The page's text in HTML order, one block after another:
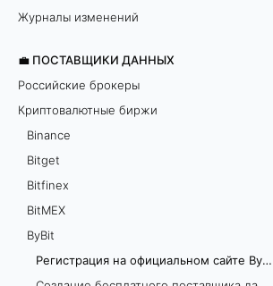
Журналы изменений
💼 ПОСТАВЩИКИ ДАННЫХ
Российские брокеры
Криптовалютные биржи
Binance
Bitget
Bitfinex
BitMEX
ByBit
Регистрация на официальном сайте ByBit